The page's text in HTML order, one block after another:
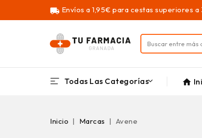
local_shipping Envíos a 1,95€ para cestas superiores a
Todas Las Categorías home
Inicio Marcas Avene